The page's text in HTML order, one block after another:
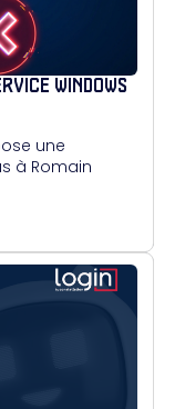
WINDOWS
une
à Romain